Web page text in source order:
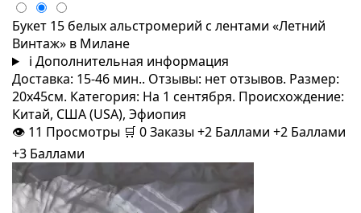
Букет 15 белых альстромерий с лентами «Летний
Винтаж» в Милане
i Дополнительная информация
Доставка: 15-46 мин.. Отзывы: нет отзывов. Размер:
20x45см. Категория: На 1 сентября. Происхождение:
Китай, США (USA), Эфиопия
👁 11 Просмотры 🛒 0Заказы+2 Баллами +2 Баллами
+3 Баллами